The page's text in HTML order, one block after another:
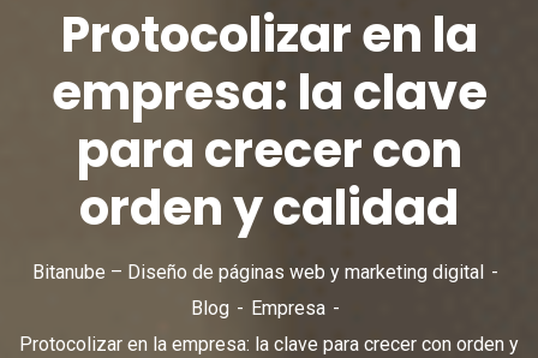
Protocolizar en la
empresa: la clave
para crecer con
orden y calidad
Bitanube – Diseño de páginas web y marketing digital
Blog
Empresa
Protocolizar en la empresa: la clave para crecer con orden y